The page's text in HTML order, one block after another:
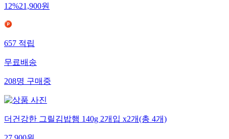
12%21,900원
657적립
무료배송
208명구매중
더건강한 그릴김밥햄 140g 2개입 x2개(총 4개)